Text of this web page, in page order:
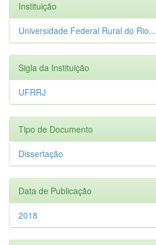
Instituição
Universidade Federal Rural do Rio...
Sigla da Instituição
UFRRJ
Tipo de Documento
Dissertação
Data de Publicação
2018